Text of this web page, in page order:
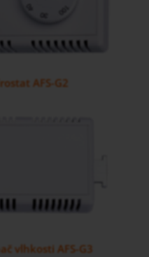
AFS-G2
vlhkosti AFS-G3